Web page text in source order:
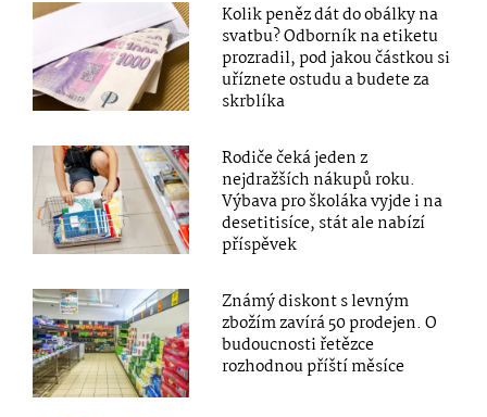
Kolik peněz dát do obálky na
svatbu? Odborník na etiketu
prozradil, pod jakou částkou si
uříznete ostudu a budete za
skrblíka
Rodiče čeká jeden z
nejdražších nákupů roku.
Výbava pro školáka vyjde i na
desetitisíce, stát ale nabízí
příspěvek
Známý diskont s levným
zbožím zavírá 50 prodejen. O
budoucnosti řetězce
rozhodnou příští měsíce